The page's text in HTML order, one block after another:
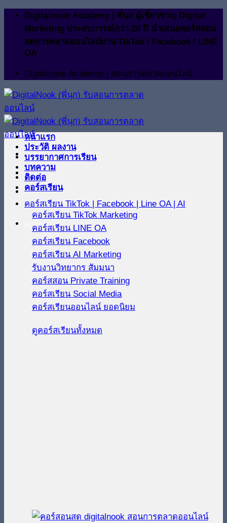
ข้าม
เนื้อหา
Digitalnook Academy | พี่นุก ผู้เชี่ยวชาญ Digital
Marketing ประสบการณ์กว่า 20 ปี นำเสนอคอร์สสอน
สดการตลาดออนไลน์ผ่าน TikTok / Facebook / LINE
OA
Digitalnook Academy | สอนการตลาดออนไลน์
คอร์สเรียน TikTok | Facebook | Line OA | AI
หน้าแรก
ประวัติ ผลงาน
บรรยากาศการเรียน
บทความ
ติดต่อ
คอร์สเรียน
คอร์สเรียน TikTok Marketing
คอร์สเรียน LINE OA
คอร์สเรียน Facebook
คอร์สเรียน AI Marketing
รับงานวิทยากร สัมมนา
คอร์สสอน Private Training
คอร์สเรียน Social Media
คอร์สเรียนออนไลน์
ดูคอร์สเรียนทั้งหมด